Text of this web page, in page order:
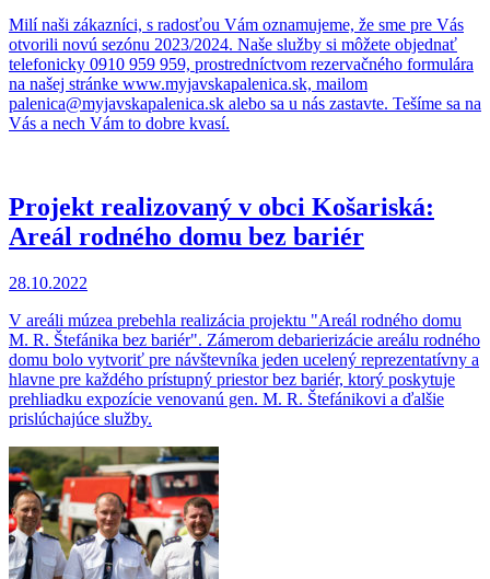
Milí naši zákazníci, s radosťou Vám oznamujeme, že sme pre Vás
otvorili novú sezónu 2023/2024. Naše služby si môžete objednať
telefonicky 0910 959 959, prostredníctvom rezervačného formulára
na našej stránke www.myjavskapalenica.sk, mailom
palenica@myjavskapalenica.sk alebo sa u nás zastavte. Tešíme sa na
Vás a nech Vám to dobre kvasí.
Projekt realizovaný v obci Košariská:
Areál rodného domu bez bariér
28.10.2022
V areáli múzea prebehla realizácia projektu "Areál rodného domu
M. R. Štefánika bez bariér". Zámerom debarierizácie areálu rodného
domu bolo vytvoriť pre návštevníka jeden ucelený reprezentatívny a
hlavne pre každého prístupný priestor bez bariér, ktorý poskytuje
prehliadku expozície venovanú gen. M. R. Štefánikovi a ďalšie
prislúchajúce služby.